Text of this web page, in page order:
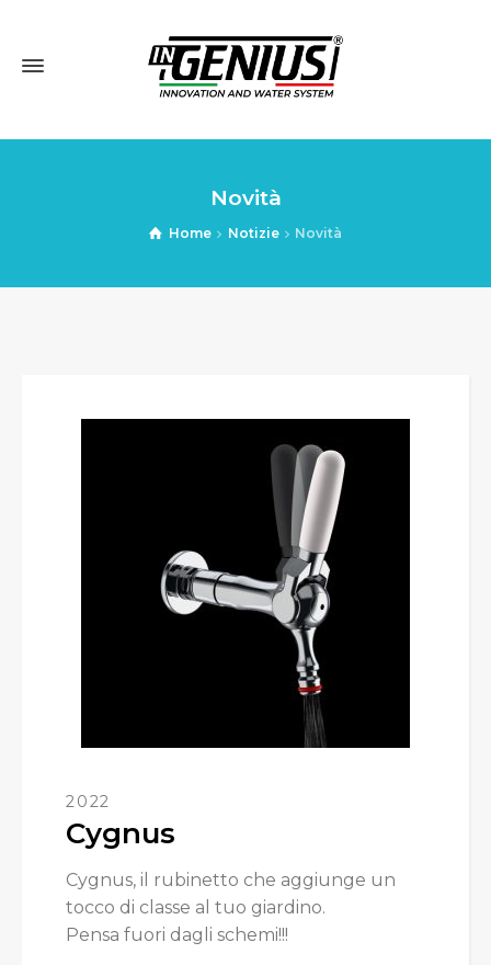
Novità
Home Notizie Novità
2022
Cygnus
Cygnus, il rubinetto che aggiunge un
tocco di classe al tuo giardino.
Pensa fuori dagli schemi!!!